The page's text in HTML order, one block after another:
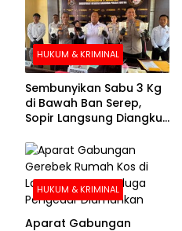
HUKUM & KRIMINAL
Sembunyikan Sabu 3 Kg
di Bawah Ban Serep,
Sopir Langsung Diangkut
HUKUM & KRIMINAL
Aparat Gabungan